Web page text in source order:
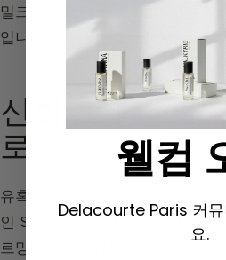
밀크, 탈크, 바스 솔트를 제안한
입니다.
신화: 프랑스에
로
유혹의 향수, 욕망의 향수, 다가가
인 Shalimar은 먼저 미국에서 큰
르망디 호 여객선에서 미국 여성
웰컴
Delacourte Paris 커뮤
요.